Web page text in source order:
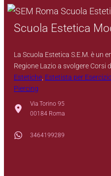
Scuola Estetica
La Scuola Estetica S.E.M. è un
Regione Lazio a svolgere Corsi
Estetiche, Estetista per
Piercing
Via Torino 95
00184 Roma
3464199289